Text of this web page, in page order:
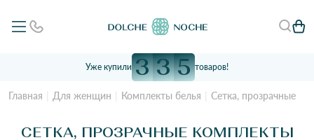
Уже купили 3 3 5 товаров!
Главная Для женщин Комплекты белья Сетка, прозрачные
СЕТКА, ПРОЗРАЧНЫЕ КОМПЛЕКТЫ